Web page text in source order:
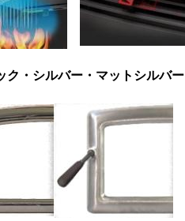
ク・シルバー・マットシルバー